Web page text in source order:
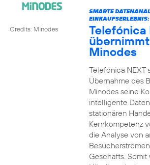
Credits: Minodes
SMARTE
EINKAUFSERLEBNIS:
Telefónica
Minodes
Telefónica NEXT
Übernahme des
Minodes seine
intelligente
stationären
Kernkompetenz
die Analyse von
Geschäfts.